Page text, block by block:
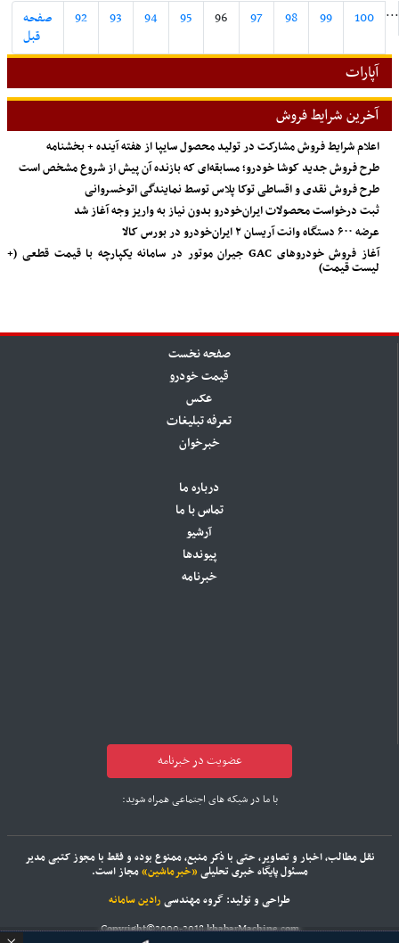
صفحه
قبل
92 93 94 95 96 97 98 99 100 ...
آپارات
آخرین شرایط فروش
اعلام شرایط فروش مشارکت در تولید محصول سایپا از هفته آینده + بخشنامه
طرح فروش جدید کوشا خودرو؛ مسابقه‌ای که بازنده آن پیش از شروع مشخص است
طرح فروش نقدی و اقساطی توکا پلاس توسط نمایندگی اتوخسروانی
ثبت درخواست محصولات ایران‌خودرو بدون نیاز به واریز وجه آغاز شد
عرضه ۶۰۰ دستگاه وانت آریسان ۲ ایران‌خودرو در بورس کالا
آغاز فروش خودروهای GAC جیران موتور در سامانه یکپارچه با قیمت قطعی (+
لیست قیمت)
صفحه نخست
قیمت خودرو
عکس
تعرفه تبلیغات
خبرخوان
درباره ما
تماس با ما
آرشیو
پیوندها
خبرنامه
عضویت در خبرنامه
با ما در شبکه های اجتماعی همراه شوید:
نقل مطالب، اخبار و تصاویر، حتی با ذکر منبع، ممنوع بوده و فقط با مجوز کتبی مدیر
مسئول پایگاه خبری تحلیلی «خبرماشین»مجاز است.
طراحی و تولید: گروه مهندسی رادین سامانه
Copyright©2000-2018 khabarMachine.com